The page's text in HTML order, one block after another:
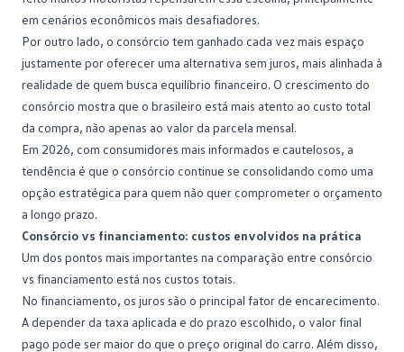
em cenários econômicos mais desafiadores.
Por outro lado, o consórcio tem ganhado cada vez mais espaço
justamente por oferecer uma alternativa sem juros, mais alinhada à
realidade de quem busca equilíbrio financeiro. O crescimento do
consórcio mostra que o brasileiro está mais atento ao custo total
da compra, não apenas ao valor da parcela mensal.
Em 2026, com consumidores mais informados e cautelosos, a
tendência é que o consórcio continue se consolidando como uma
opção estratégica para quem não quer comprometer o orçamento
a longo prazo.
Consórcio vs financiamento: custos envolvidos na prática
Um dos pontos mais importantes na comparação entre consórcio
vs financiamento está nos custos totais.
No financiamento, os juros são o principal fator de encarecimento.
A depender da taxa aplicada e do prazo escolhido, o valor final
pago pode ser maior do que o preço original do carro. Além disso,